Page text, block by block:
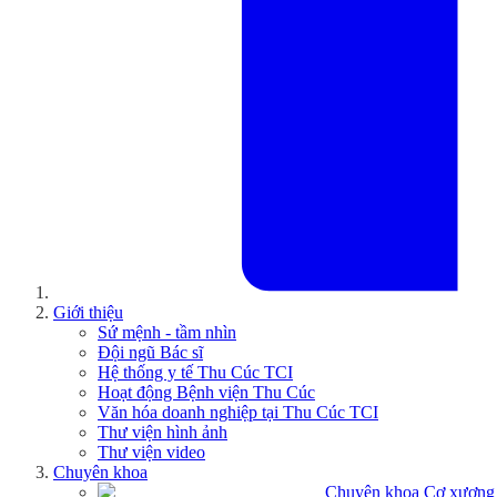
Giới thiệu
Sứ mệnh - tầm nhìn
Đội ngũ Bác sĩ
Hệ thống y tế Thu Cúc TCI
Hoạt động Bệnh viện Thu Cúc
Văn hóa doanh nghiệp tại Thu Cúc TCI
Thư viện hình ảnh
Thư viện video
Chuyên khoa
Chuyên khoa Cơ